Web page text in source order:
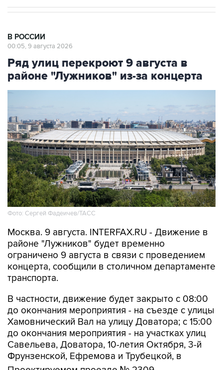
В РОССИИ
00:05, 9 августа 2026
Ряд улиц перекроют 9 августа в
районе "Лужников" из-за концерта
Фото: Сергей Фадеичев/ТАСС
Москва. 9 августа. INTERFAX.RU - Движение в
районе "Лужников" будет временно
ограничено 9 августа в связи с проведением
концерта, сообщили в столичном департаменте
транспорта.
В частности, движение будет закрыто с 08:00
до окончания мероприятия - на съезде с улицы
Хамовнический Вал на улицу Доватора; с 15:00
до окончания мероприятия - на участках улиц
Савельева, Доватора, 10-летия Октября, 3-й
Фрунзенской, Ефремова и Трубецкой, в